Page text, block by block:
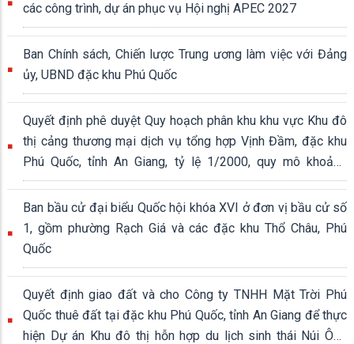
các công trình, dự án phục vụ Hội nghị APEC 2027
Ban Chính sách, Chiến lược Trung ương làm việc với Đảng
ủy, UBND đặc khu Phú Quốc
Quyết định phê duyệt Quy hoạch phân khu khu vực Khu đô
thị cảng thương mại dịch vụ tổng hợp Vịnh Đầm, đặc khu
Phú Quốc, tỉnh An Giang, tỷ lệ 1/2000, quy mô khoảng
339,04 ha
Ban bầu cử đại biểu Quốc hội khóa XVI ở đơn vị bầu cử số
1, gồm phường Rạch Giá và các đặc khu Thổ Châu, Phú
Quốc
Quyết định giao đất và cho Công ty TNHH Mặt Trời Phú
Quốc thuê đất tại đặc khu Phú Quốc, tỉnh An Giang để thực
hiện Dự án Khu đô thị hỗn hợp du lịch sinh thái Núi Ông